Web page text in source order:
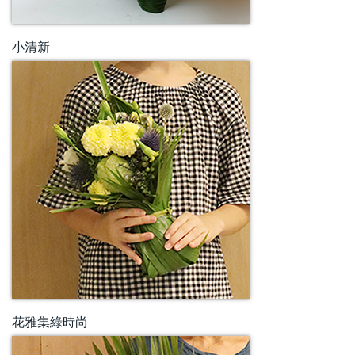
小清新
花雅集綠時尚